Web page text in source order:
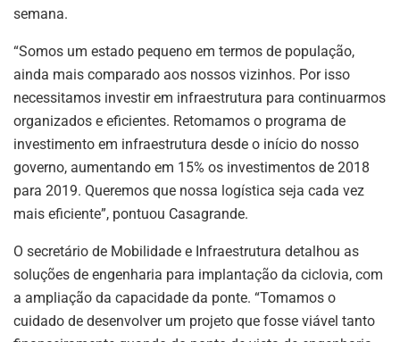
semana.
“Somos um estado pequeno em termos de população,
ainda mais comparado aos nossos vizinhos. Por isso
necessitamos investir em infraestrutura para continuarmos
organizados e eficientes. Retomamos o programa de
investimento em infraestrutura desde o início do nosso
governo, aumentando em 15% os investimentos de 2018
para 2019. Queremos que nossa logística seja cada vez
mais eficiente”, pontuou Casagrande.
O secretário de Mobilidade e Infraestrutura detalhou as
soluções de engenharia para implantação da ciclovia, com
a ampliação da capacidade da ponte. “Tomamos o
cuidado de desenvolver um projeto que fosse viável tanto